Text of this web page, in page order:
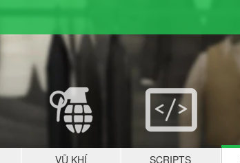
VŨ KHÍ SCRIPTS